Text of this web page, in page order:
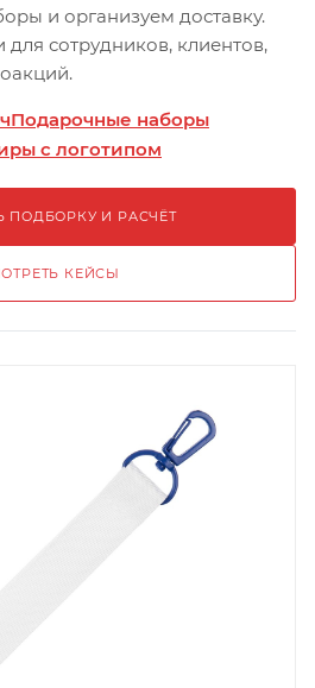
и организуем доставку.
сотрудников, клиентов,
Подарочные наборы
с логотипом
ПОДБОРКУ И РАСЧЁТ
КЕЙСЫ